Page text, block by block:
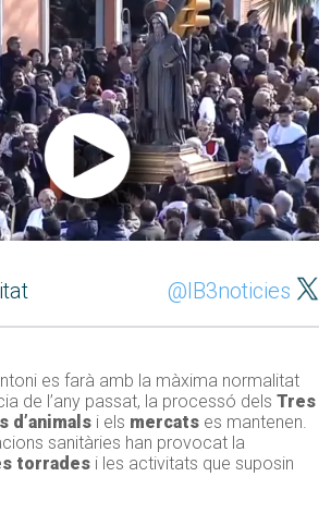
@IB3noticies
es farà amb la màxima normalitat
de l’any passat, la processó delsTres
d’animals i els mercats es mantenen.
sanitàries han provocat la
torrades i les activitats que suposin